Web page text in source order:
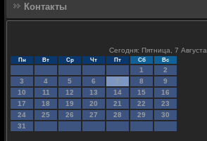
Контакты
Сегодня: Пятница, 7 Августа
Пн Вт Ср Чт Пт Сб Вс
1
2
3
4 5 6 7 8
9
10
11 12 13 14 15
16
17
18 19 20 21 22
23
24
25 26 27 28 29
30
31